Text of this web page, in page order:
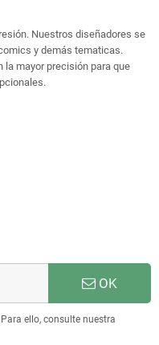
Nuestros diseñadores se
y demás tematicas.
la mayor precisión para que
OK
ello, consulte nuestra